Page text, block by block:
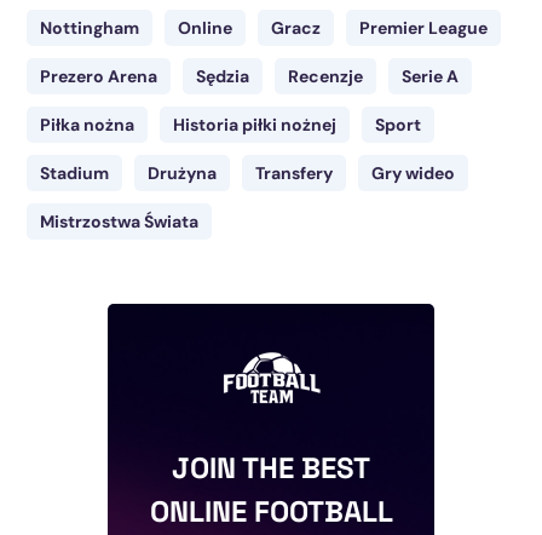
Nottingham Online Gracz Premier League
Prezero Arena Sędzia Recenzje Serie A
Piłka nożna Historia piłki nożnej Sport
Stadium Drużyna Transfery Gry wideo
Mistrzostwa Świata
JOIN THE BEST
ONLINE FOOTBALL